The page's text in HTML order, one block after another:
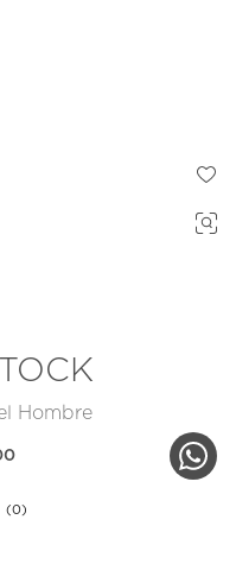
Hombre
Sin
(0)